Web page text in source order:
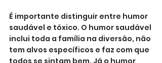
É importante distinguir entre humor
saudável e tóxico. O humor saudável
inclui toda a família na diversão, não
tem alvos específicos e faz com que